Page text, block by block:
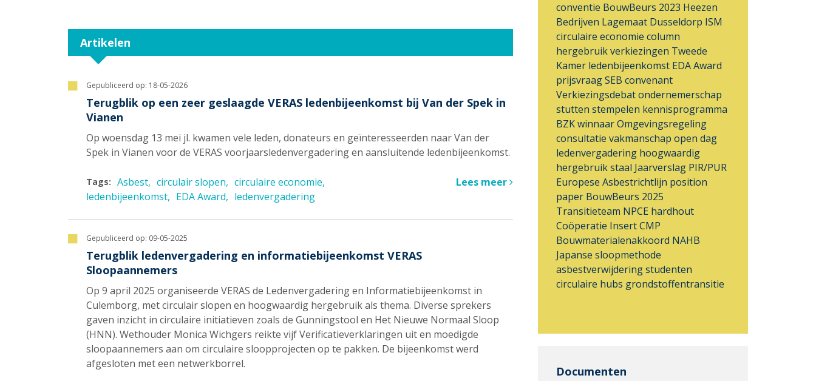
conventie BouwBeurs 2023 Heezen
Bedrijven Lagemaat Dusseldorp ISM
circulaire economie column
hergebruikverkiezingen Tweede
Kamer ledenbijeenkomst EDA Award
prijsvraagSEB convenant
Verkiezingsdebatondernemerschap
stutten stempelen kennisprogramma
BZKwinnaarOmgevingsregeling
consultatie vakmanschap open dag
ledenvergadering hoogwaardig
hergebruikstaal Jaarverslag PIR/PUR
Europese Asbestrichtlijn position
paper BouwBeurs 2025
Transitieteam NPCE hardhout
Coöperatie InsertCMP
Bouwmaterialenakkoord NAHB
Japanse sloopmethode
asbestverwijderingstudenten
circulaire hubs grondstoffentransitie
Artikelen
Gepubliceerd op: 18-05-2026
Terugblik op een zeer geslaagde VERAS ledenbijeenkomst bij Van der Spek in
Vianen
Op woensdag 13 mei jl. kwamen vele leden, donateurs en geïnteresseerden naar Van der
Spek in Vianen voor de VERAS voorjaarsledenvergadering en aansluitende ledenbijeenkomst.
Tags: Asbest circulair slopen
circulaire economie
ledenbijeenkomst
EDA Award ledenvergadering
Lees meer
Gepubliceerd op: 09-05-2025
Terugblik ledenvergadering en informatiebijeenkomst VERAS
Sloopaannemers
Op 9 april 2025 organiseerde VERAS de Ledenvergadering en Informatiebijeenkomst in
Culemborg, met circulair slopen en hoogwaardig hergebruik als thema. Diverse sprekers
gaven inzicht in circulaire initiatieven zoals de Gunningstool en Het Nieuwe Normaal Sloop
(HNN). Wethouder Monica Wichgers reikte vijf Verificatieverklaringen uit en moedigde
sloopaannemers aan om circulaire sloopprojecten op te pakken. De bijeenkomst werd
afgesloten met een netwerkborrel.
Documenten